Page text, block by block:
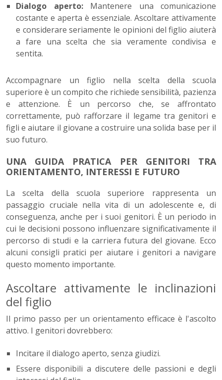
Dialogo aperto:Mantenere una comunicazione
costante e aperta è essenziale. Ascoltare attivamente
e considerare seriamente le opinioni del figlio aiuterà
a fare una scelta che sia veramente condivisa e
sentita.
Accompagnare un figlio nella scelta della scuola
superiore è un compito che richiede sensibilità, pazienza
e attenzione. È un percorso che, se affrontato
correttamente, può rafforzare il legame tra genitori e
figli e aiutare il giovane a costruire una solida base per il
suo futuro.
UNA GUIDA PRATICA PER GENITORI TRA
ORIENTAMENTO, INTERESSI E FUTURO
La scelta della scuola superiore rappresenta un
passaggio cruciale nella vita di un adolescente e, di
conseguenza, anche per i suoi genitori. È un periodo in
cui le decisioni possono influenzare significativamente il
percorso di studi e la carriera futura del giovane. Ecco
alcuni consigli pratici per aiutare i genitori a navigare
questo momento importante.
Ascoltare attivamente le inclinazioni
del figlio
Il primo passo per un orientamento efficace è l'ascolto
attivo. I genitori dovrebbero:
Incitare il dialogo aperto, senza giudizi.
Essere disponibili a discutere delle passioni e degli